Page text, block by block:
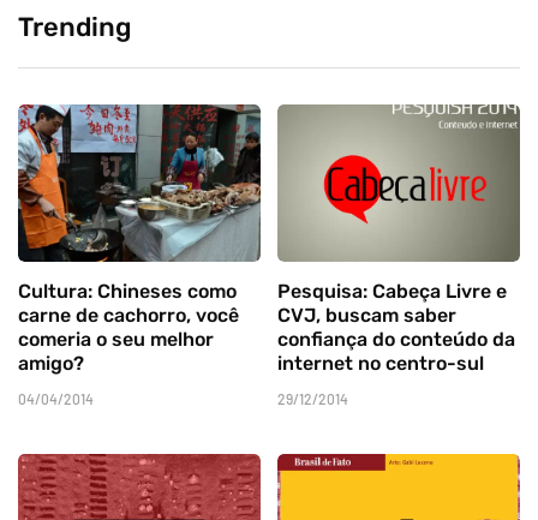
Trending
Cultura: Chineses como
carne de cachorro, você
comeria o seu melhor
amigo?
04/04/2014
Pesquisa: Cabeça Livre e
CVJ, buscam saber
confiança do conteúdo da
internet no centro-sul
29/12/2014